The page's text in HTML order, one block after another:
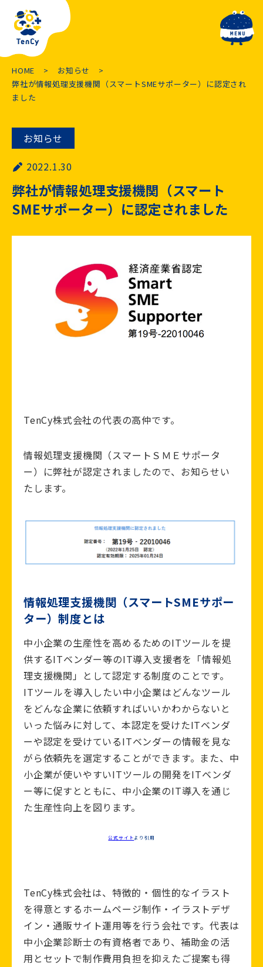
toggle
HOME
お知らせ
弊社が情報処理支援機関（スマートSMEサポーター）に認定され
ました
お知らせ
2022.1.30
弊社が情報処理支援機関（スマート
SMEサポーター）に認定されました
TenCy株式会社の代表の高仲です。
情報処理支援機関（スマートＳＭＥサポータ
ー）に弊社が認定されましたので、お知らせい
たします。
情報処理支援機関（スマートSMEサポー
ター）制度とは
中小企業の生産性を高めるためのITツールを提
供するITベンダー等のIT導入支援者を「情報処
理支援機関」として認定する制度のことです。
ITツールを導入したい中小企業はどんなツール
をどんな企業に依頼すればいいかわからないと
いった悩みに対して、本認定を受けたITベンダ
ーや認定を受けているITベンダーの情報を見な
がら依頼先を選定することができます。また、中
小企業が使いやすいITツールの開発をITベンダ
ー等に促すとともに、中小企業のIT導入を通じ
た生産性向上を図ります。
公式サイトより引用
TenCy株式会社は、特徴的・個性的なイラスト
を得意とするホームページ制作・イラストデザ
イン・通販サイト運用等を行う会社です。代表は
中小企業診断士の有資格者であり、補助金の活
用とセットで制作費用負担を抑えたご提案も得